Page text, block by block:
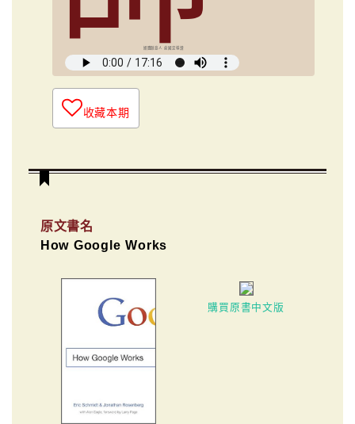
媒體創意人 俞國定導讀
收藏本期
原文書名
How Google Works
購買原書中文版